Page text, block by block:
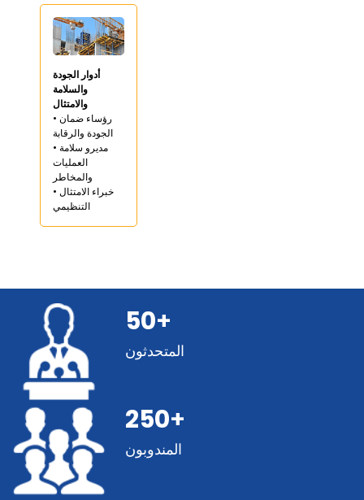
أدوار الجودة
والسلامة
والامتثال
• رؤساء ضمان
الجودة والرقابة
• مديرو سلامة
العمليات
والمخاطر
• خبراء الامتثال
التنظيمي
50+
المتحدثون
250+
المندوبون